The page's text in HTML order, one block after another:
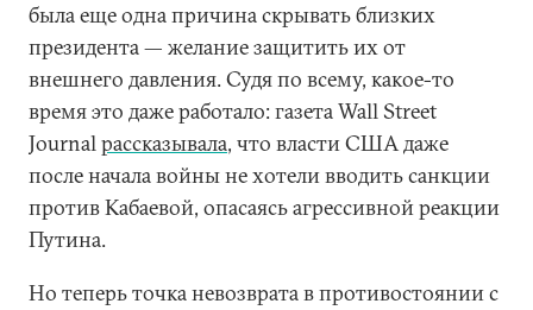
была еще одна причина скрывать близких
президента — желание защитить их от
внешнего давления. Судя по всему, какое-то
время это даже работало: газета Wall Street
Journalрассказывала, что власти США даже
после начала войны не хотели вводить санкции
против Кабаевой, опасаясь агрессивной реакции
Путина.
Но теперь точка невозврата в противостоянии с